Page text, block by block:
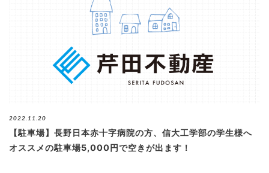
2022.11.20
【駐車場】長野日本赤十字病院の方、信大工学部の学生様へ
オススメの駐車場5,000円で空きが出ます！